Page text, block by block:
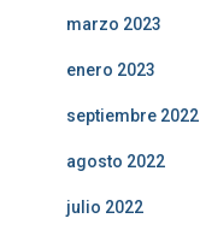
marzo 2023
enero 2023
septiembre 2022
agosto 2022
julio 2022